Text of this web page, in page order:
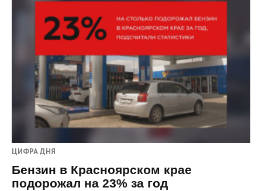
ЦИФРА ДНЯ
Бензин в Красноярском крае
подорожал на 23% за год